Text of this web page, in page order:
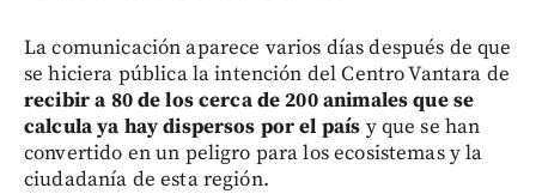
La comunicación aparece varios días después de que
se hiciera pública la intención del Centro Vantara de
recibir a 80 de los cerca de 200 animales que se
calcula ya hay dispersos por el país y que se han
convertido en un peligro para los ecosistemas y la
ciudadanía de esta región.